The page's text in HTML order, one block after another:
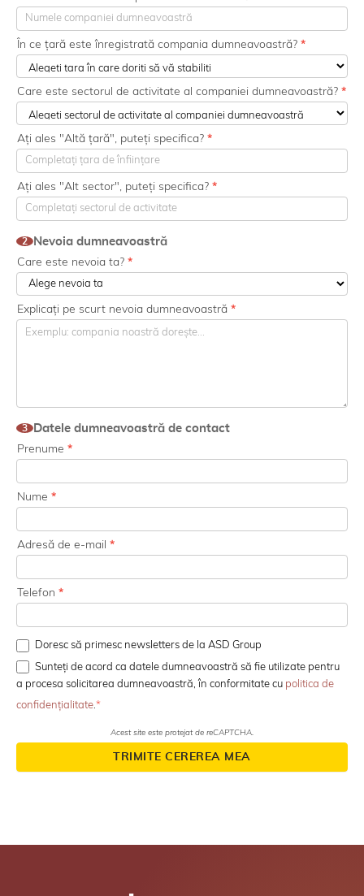
În ce țară este înregistrată compania dumneavoastră? *
Care este sectorul de activitate al companiei dumneavoastră? *
Ați ales "Altă țară", puteți specifica? *
Ați ales "Alt sector", puteți specifica? *
2 Nevoia dumneavoastră
Care este nevoia ta? *
Explicați pe scurt nevoia dumneavoastră *
3 Datele dumneavoastră de contact
Prenume *
Nume *
Adresă de e-mail *
Telefon *
Doresc să primesc newsletters de la ASD Group
Sunteți de acord ca datele dumneavoastră să fie utilizate pentru
a procesa solicitarea dumneavoastră, în conformitate cu politica de
confidențialitate.
Acest site este protejat de reCAPTCHA.
TRIMITE CEREREA MEA